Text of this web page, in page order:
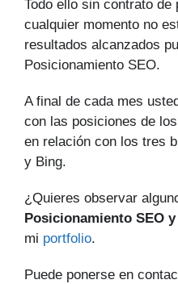
Todo ello sin contrato de
cualquier momento no
resultados alcanzados
Posicionamiento SEO.
A final de cada mes
con las posiciones de
en relación con los tres
y Bing.
¿Quieres observar
Posicionamiento SEO
mi portfolio.
Puede ponerse en